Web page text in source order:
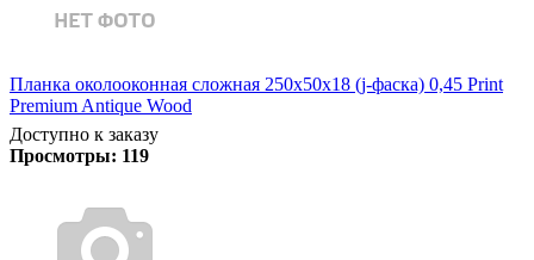
Планка околооконная сложная 250х50х18 (j-фаска) 0,45 Print
Premium Antique Wood
Доступно к заказу
Просмотры: 119